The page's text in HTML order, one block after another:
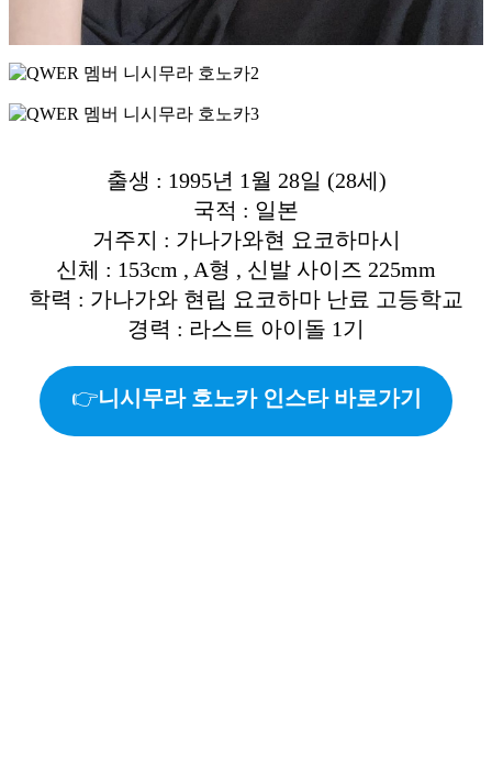
출생 : 1995년 1월 28일 (28세)
국적 : 일본
거주지 : 가나가와현 요코하마시
신체 : 153cm , A형 , 신발 사이즈 225mm
학력 : 가나가와 현립 요코하마 난료 고등학교
경력 : 라스트 아이돌 1기
👉니시무라 호노카 인스타 바로가기